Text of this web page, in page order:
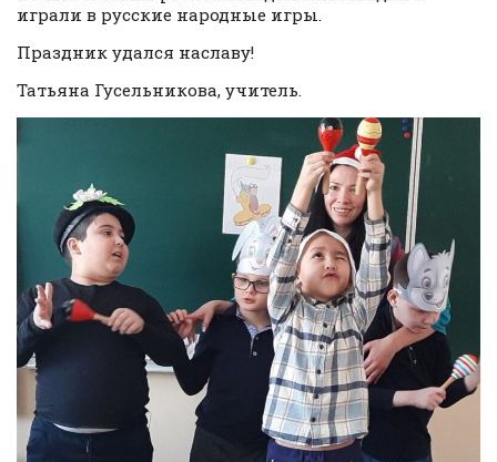
играли в русские народные игры.
Праздник удался наславу!
Татьяна Гусельникова, учитель.